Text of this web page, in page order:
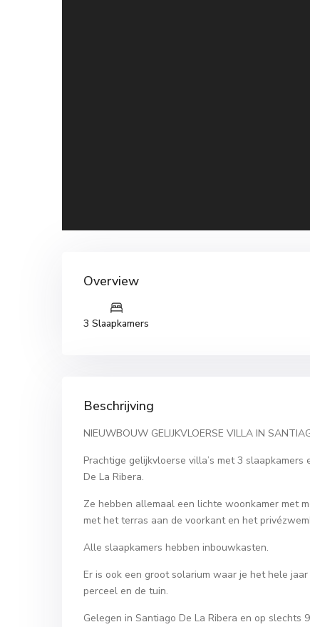
Overview
3 Slaapkamers
Beschrijving
NIEUWBOUW GELIJKVLOERSE VILLA IN
Prachtige gelijkvloerse villa’s met 3
De La Ribera.
Ze hebben allemaal een lichte woonkamer met
met het terras aan de voorkant en het
Alle slaapkamers hebben inbouwkasten.
Er is ook een groot solarium waar je het hele
perceel en de tuin.
Gelegen in Santiago De La Ribera en op